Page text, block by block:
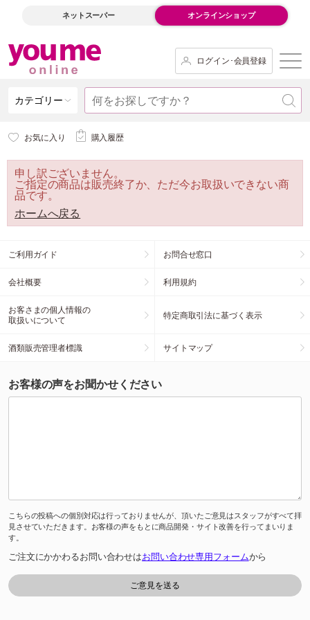
ネットスーパー オンラインショップ
ログイン･会員登録
カテゴリー
お気に入り 購入履歴
申し訳ございません。
ご指定の商品は販売終了か、ただ今お取扱いできない商
品です。
ホームへ戻る
ご利用ガイド お問合せ窓口
会社概要 利用規約
お客さまの個人情報の
取扱いについて
特定商取引法に基づく表示
酒類販売管理者標識 サイトマップ
お客様の声をお聞かせください
こちらの投稿への個別対応は行っておりませんが、頂いたご意見はスタッフがすべて拝
見させていただきます。お客様の声をもとに商品開発・サイト改善を行ってまいりま
す。
ご注文にかかわるお問い合わせはお問い合わせ専用フォームから